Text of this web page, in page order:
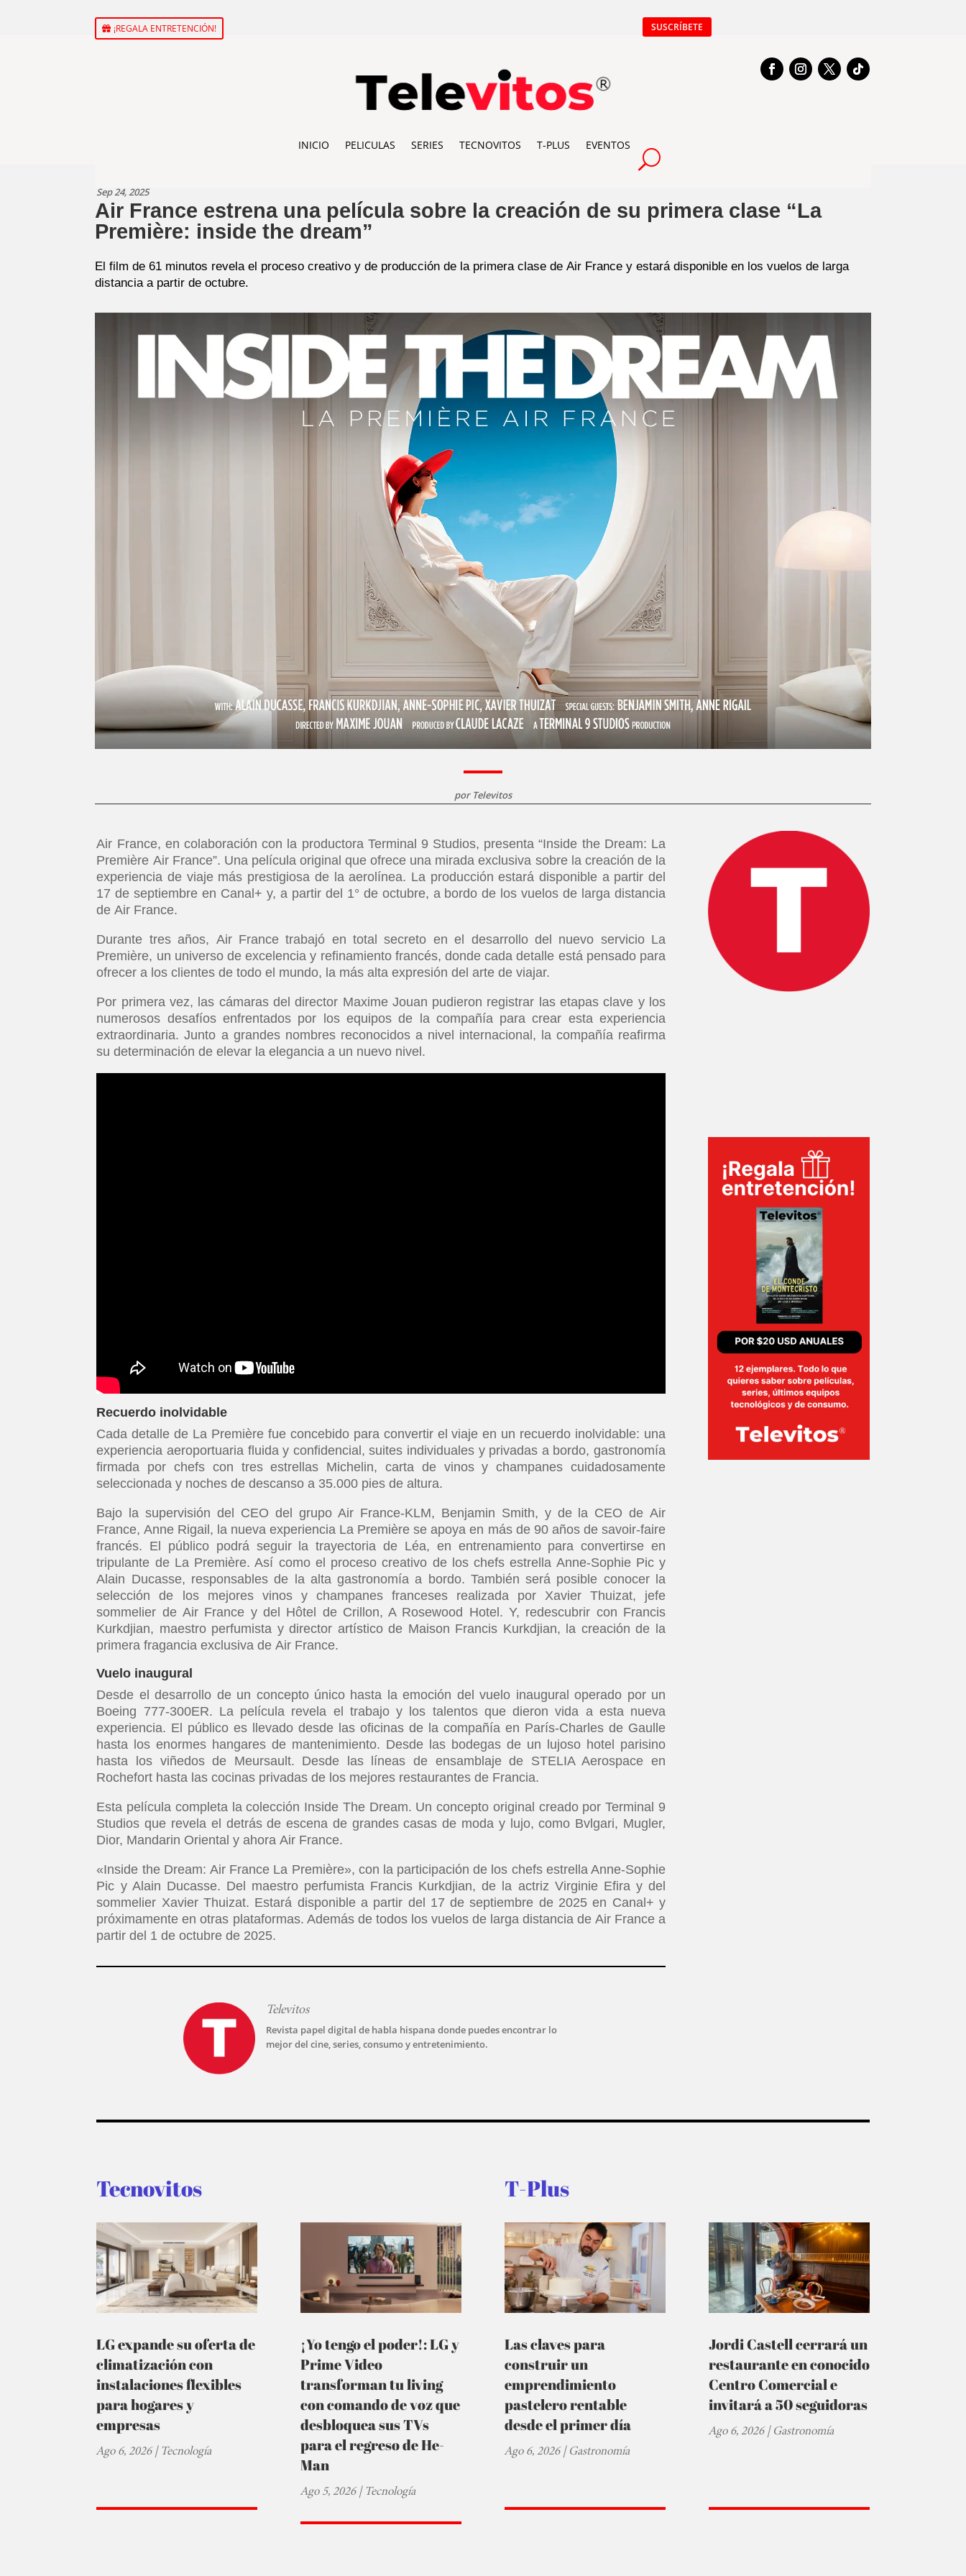
¡REGALA ENTRETENCIÓN! SUSCRÍBETE
INICIO PELICULAS SERIES TECNOVITOS T-PLUS EVENTOS
Sep 24, 2025
Air France estrena una película sobre la creación de su primera clase “La
Première: inside the dream”
El film de 61 minutos revela el proceso creativo y de producción de la primera clase de Air France y estará disponible en los vuelos de larga
distancia a partir de octubre.
por Televitos
Air France, en colaboración con la productora Terminal 9 Studios, presenta “Inside the Dream: La
Première Air France”. Una película original que ofrece una mirada exclusiva sobre la creación de la
experiencia de viaje más prestigiosa de la aerolínea. La producción estará disponible a partir del
17 de septiembre en Canal+ y, a partir del 1° de octubre, a bordo de los vuelos de larga distancia
de Air France.
Durante tres años, Air France trabajó en total secreto en el desarrollo del nuevo servicio La
Première, un universo de excelencia y refinamiento francés, donde cada detalle está pensado para
ofrecer a los clientes de todo el mundo, la más alta expresión del arte de viajar.
Por primera vez, las cámaras del director Maxime Jouan pudieron registrar las etapas clave y los
numerosos desafíos enfrentados por los equipos de la compañía para crear esta experiencia
extraordinaria. Junto a grandes nombres reconocidos a nivel internacional, la compañía reafirma
su determinación de elevar la elegancia a un nuevo nivel.
Recuerdo inolvidable
Cada detalle de La Première fue concebido para convertir el viaje en un recuerdo inolvidable: una
experiencia aeroportuaria fluida y confidencial, suites individuales y privadas a bordo, gastronomía
firmada por chefs con tres estrellas Michelin, carta de vinos y champanes cuidadosamente
seleccionada y noches de descanso a 35.000 pies de altura.
Bajo la supervisión del CEO del grupo Air France-KLM, Benjamin Smith, y de la CEO de Air
France, Anne Rigail, la nueva experiencia La Première se apoya en más de 90 años de savoir-faire
francés. El público podrá seguir la trayectoria de Léa, en entrenamiento para convertirse en
tripulante de La Première. Así como el proceso creativo de los chefs estrella Anne-Sophie Pic y
Alain Ducasse, responsables de la alta gastronomía a bordo. También será posible conocer la
selección de los mejores vinos y champanes franceses realizada por Xavier Thuizat, jefe
sommelier de Air France y del Hôtel de Crillon, A Rosewood Hotel. Y, redescubrir con Francis
Kurkdjian, maestro perfumista y director artístico de Maison Francis Kurkdjian, la creación de la
primera fragancia exclusiva de Air France.
Vuelo inaugural
Desde el desarrollo de un concepto único hasta la emoción del vuelo inaugural operado por un
Boeing 777-300ER. La película revela el trabajo y los talentos que dieron vida a esta nueva
experiencia. El público es llevado desde las oficinas de la compañía en París-Charles de Gaulle
hasta los enormes hangares de mantenimiento. Desde las bodegas de un lujoso hotel parisino
hasta los viñedos de Meursault. Desde las líneas de ensamblaje de STELIA Aerospace en
Rochefort hasta las cocinas privadas de los mejores restaurantes de Francia.
Esta película completa la colección Inside The Dream. Un concepto original creado por Terminal 9
Studios que revela el detrás de escena de grandes casas de moda y lujo, como Bvlgari, Mugler,
Dior, Mandarin Oriental y ahora Air France.
«Inside the Dream: Air France La Première», con la participación de los chefs estrella Anne-Sophie
Pic y Alain Ducasse. Del maestro perfumista Francis Kurkdjian, de la actriz Virginie Efira y del
sommelier Xavier Thuizat. Estará disponible a partir del 17 de septiembre de 2025 en Canal+ y
próximamente en otras plataformas. Además de todos los vuelos de larga distancia de Air France a
partir del 1 de octubre de 2025.
Televitos
Revista papel digital de habla hispana donde puedes encontrar lo
mejor del cine, series, consumo y entretenimiento.
Tecnovitos
LG expande su oferta de
climatización con
instalaciones flexibles
para hogares y
empresas
Ago 6, 2026|Tecnología
¡Yo tengo el poder!: LG y
Prime Video
transforman tu living
con comando de voz que
desbloquea sus TVs
para el regreso de He-
Man
Ago 5, 2026|Tecnología
T-Plus
Las claves para
construir un
emprendimiento
pastelero rentable
desde el primer día
Ago 6, 2026|Gastronomía
Jordi Castell cerrará un
restaurante en conocido
Centro Comercial e
invitará a 50 seguidoras
Ago 6, 2026|Gastronomía